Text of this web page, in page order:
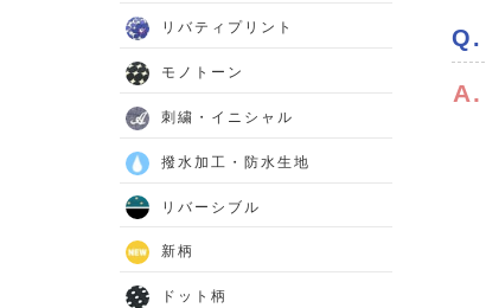
リバティプリント
モノトーン
刺繍・イニシャル
撥水加工・防水生地
リバーシブル
新柄
ドット柄